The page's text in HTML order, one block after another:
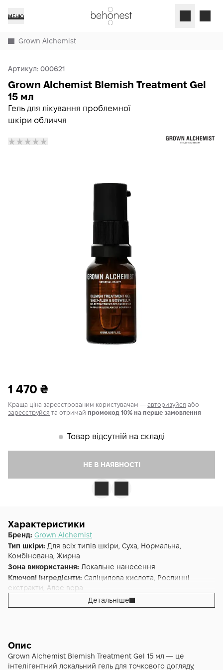
МЕНЮ
Grown Alchemist
Артикул: 000621
Гель для лікування проблемної
шкіри обличчя
Grown Alchemist Blemish Treatment Gel
15 мл
1 470 ₴
Краща ціна зареєстрованим користувачам — авторизуйся або
зареєструйся та отримай промокод 10% на перше замовлення
𒊹 Товар відсутній на складі
НЕ В НАЯВНОСТІ
Характеристики
Бренд: Grown Alchemist
Тип шкіри: Для всіх типів шкіри, Суха, Нормальна,
Комбінована, Жирна
Зона використання: Локальне нанесення
Ключові інгредієнти: Саліцилова кислота, Рослинні
екстракти, Алое вера
Додаткові властивості:Cruelty-free
Альтернативна назва:
шкіри Біла Верба, Босвелія 15 мл - GA Blemish Treatment
Gel: Salix-Alba, Boswellia
Детальніше
Опис
Grown Alchemist Blemish Treatment Gel 15 мл — це
інтелігентний локальний гель для точкового догляду,